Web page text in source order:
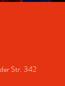
Str. 342